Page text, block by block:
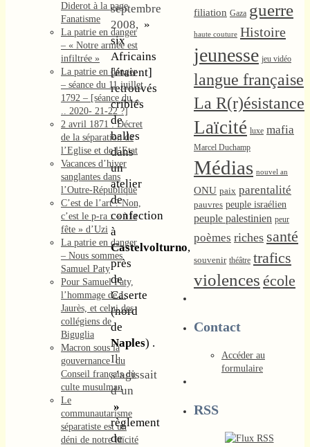
septembre
2008, »
six
Africains
[étaient]
retrouvés
criblés
de
balles
dans
un
atelier
de
confection
à
Castelvolturno,
près
de
Caserte
(nord
de
Naples) .
Il
s’agissait
d’un
»
règlement
de
Diderot à la page
Fanatisme
La patrie en danger
– « Notre armée est
infiltrée »
La patrie en danger
– séance du 11 juillet
1792 – [séance du ..
.. 2020- 21-22 ?]
2 avril 1871 : Décret
de la séparation de
l’Eglise et de l’Etat
Vacances d’hiver
sanglantes dans
l’Outre-République
C’est de l’art ? Non,
c’est le p-ra : « à la
fête » d’Uzi
La patrie en danger
– Nous sommes
Samuel Paty
Pour Samuel Paty,
l’hommage de J.
Jaurès, et celui des
collégiens de
Biguglia
Macron sous la
gouvernance du
Conseil français du
culte musulman
Le
communautarisme
séparatiste est un
déni de notre laïcité
filiation Gaza guerre
haute couture Histoire
jeunesse jeu vidéo
langue française
La R(r)ésistance
Laïcité luxe mafia
Marcel Duchamp
Médias nouvel an
ONU paix parentalité
pauvres peuple israélien
peuple palestinien peur
poèmes riches santé
souvenir théâtre trafics
violences école
Contact
Accéder au
formulaire
RSS